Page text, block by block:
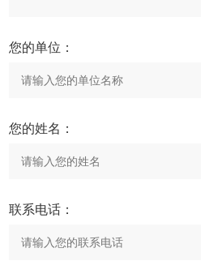
您的单位：
您的姓名：
联系电话：